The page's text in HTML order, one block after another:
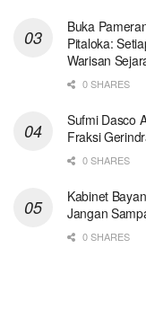
Buka
Pitaloka:
Warisan
0 SHARES
Sufmi Dasco
Fraksi
0 SHARES
Kabinet
Jangan
0 SHARES